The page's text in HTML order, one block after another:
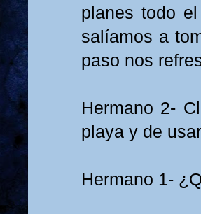
planes todo
salíamos a
paso nos
Hermano 2-
playa y de
Hermano 1-